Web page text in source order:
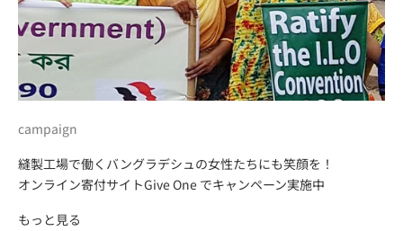
campaign
縫製工場で働くバングラデシュの女性たちにも笑顔を！
オンライン寄付サイトGive One でキャンペーン実施中
もっと見る